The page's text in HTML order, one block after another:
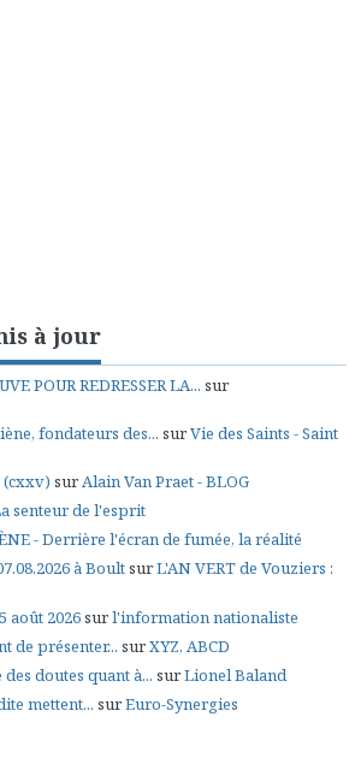
à jour
POUR REDRESSER LA... sur
fondateurs des... surVie des Saints - Saint
(cxxv) surAlain Van Praet - BLOG
senteur de l'esprit
- Derrière l'écran de fumée, la réalité
à BoultsurL'AN VERT de Vouziers :
août 2026surl'information nationaliste
de présenter... surXYZ, ABCD
doutes quant à... surLionel Baland
mettent... surEuro-Synergies